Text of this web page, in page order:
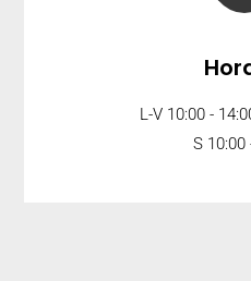
L-V 10:00 -
S 10:00